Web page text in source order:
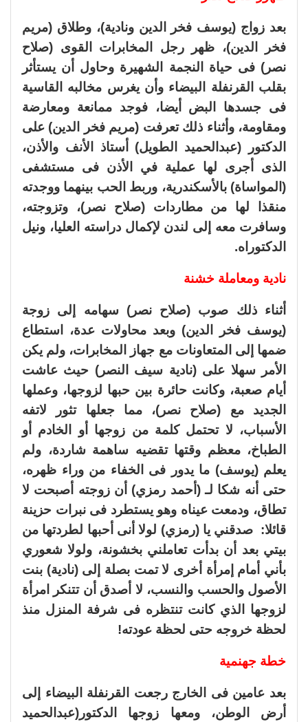
بعد زواج (يوسف فخر الدين ونادية)، وطلاق (مريم
فخر الدين)، ظهر رجل المخابرات القوى (صلاح
نصر) فى حياة النجمة الشهيرة وحاول أن يستأثر
بقلب القرنفلة البيضاء وأن يغرس مخالبه القاسية
فى جسدها البض أيضا، فوجد ممانعة ومعارضة
ومقاومة، وأثناء ذلك تعرفت (مريم فخر الدين) على
الدكتور (عبدالحميد الطويل) أستاذ الأنف والأذن،
الذى أجرى لها عملية في الأذن فى مستشفى
(المواساة) بالأسكندرية، وربط الحب بينهما ووجدته
منقذا لها من مطاردات (صلاح نصر)، وتزوجته،
وسافرت معه إلى لندن لإكمال دراسته العليا، ونيل
الدكتوراه.
نادية ومعاملة خشنة
أثناء ذلك صوب (صلاح نصر) سهامه إلى زوجة
(يوسف فخر الدين) وبعد محاولات عدة، استطاع
ضمها إلى المتعاونات مع جهاز المخابرات، ولم يكن
الأمر سهلا على (نادية سيف النصر) حيث عاشت
أيام صعبة، وكانت حائرة بين حبها لزوجها، وعملها
الجديد مع (صلاح نصر)، مما جعلها تثور لاتفه
الأسباب، لا تحتمل كلمة من زوجها أو الخادم أو
الطباخ، معظم وقتها تقضيه ساهمة شاردة، ولم
يعلم (يوسف) ما يدور فى الخفاء من وراء ظهره،
حتى أنه شكا لـ (أحمد رمزي) أن زوجته أصبحت لا
تطاق، ودمعت عيناه وهو يستطرد فى نبرات حزينة
قائلا: صدقني يا (رمزي) لولا أنى أحبها لطردتها من
بيتي بعد أن بدأت تعاملني بخشونة، ولولا شعوري
بأني أمام إمرأة أخرى لا تمت بصلة إلى (نادية) بنت
الأصول والحسب والنسب، لا أصدق أن تتنكر امرأة
لزوجها الذي كانت تنتظره فى شرفة المنزل منذ
لحظة خروجه حتى لحظة عودته!
خطة جهنمية
بعد عامين فى الخارج رجعت القرنفلة البيضاء إلى
أرض الوطن، ومعها زوجها الدكتور(عبدالحميد